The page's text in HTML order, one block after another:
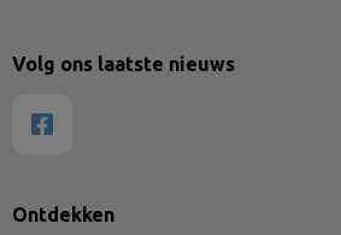
Ontdekken
Volg ons laatste nieuws